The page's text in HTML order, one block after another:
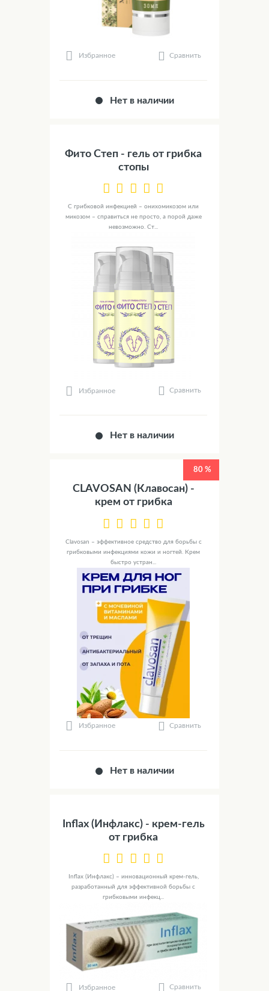
Избранное Сравнить
Нет в наличии
Фито Степ - гель от грибка
стопы
С грибковой инфекцией – онихомикозом или
микозом – справиться не просто, а порой даже
невозможно. Ст...
Избранное Сравнить
Нет в наличии
80 %
CLAVOSAN (Клавосан) -
крем от грибка
Clavosan – эффективное средство для борьбы с
грибковыми инфекциями кожи и ногтей. Крем
быстро устран...
Избранное Сравнить
Нет в наличии
Inflax (Инфлакс) - крем-гель
от грибка
Inflax (Инфлакс) – инновационный крем-гель,
разработанный для эффективной борьбы с
грибковыми инфекц...
Избранное Сравнить